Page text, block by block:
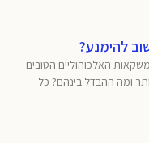
להימנע?
האלכוהוליים הטובים
ומה ההבדל בינהם? כל